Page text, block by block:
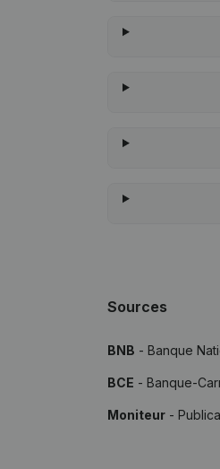
Sources
BNB - Banque
BCE - Banque-
Moniteur -